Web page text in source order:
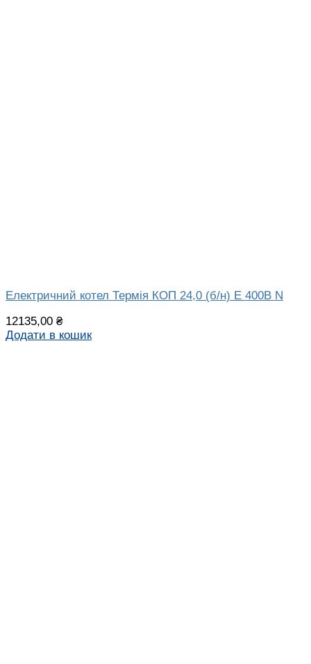
Електричний котел Термія КОП 24,0 (б/н) Е 400В N
12135,00 ₴
Додати в кошик